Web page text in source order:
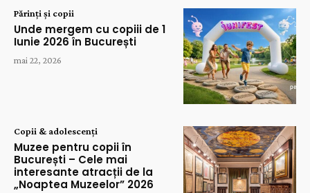
Părinți și copii
Unde mergem cu copiii de 1
Iunie 2026 în București
mai 22, 2026
Copii & adolescenți
Muzee pentru copii în
București – Cele mai
interesante atracții de la
„Noaptea Muzeelor” 2026